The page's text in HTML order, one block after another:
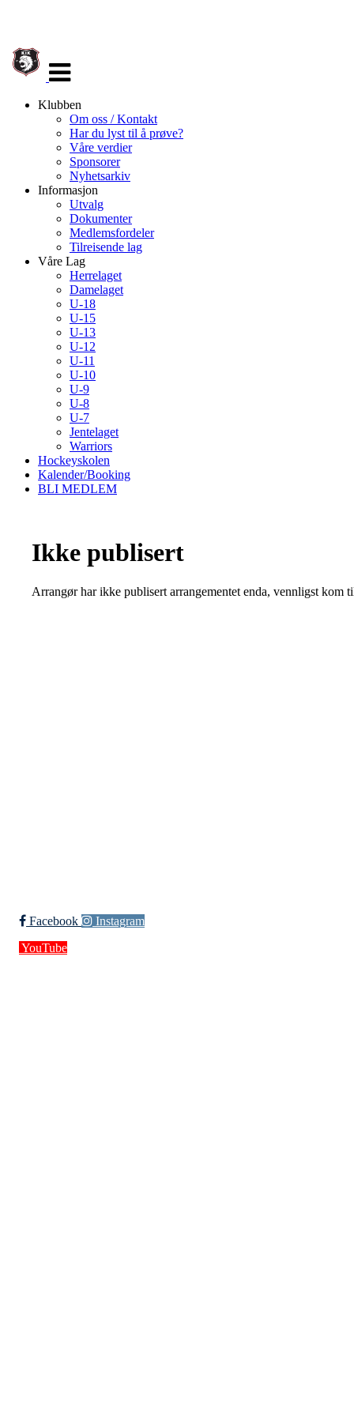
navigasjon
Klubben
Om oss / Kontakt
Har du lyst til å prøve?
Våre verdier
Sponsorer
Nyhetsarkiv
Informasjon
Utvalg
Dokumenter
Medlemsfordeler
Tilreisende lag
Våre Lag
Herrelaget
Damelaget
U-18
U-15
U-13
U-12
U-11
U-10
U-9
U-8
U-7
Jentelaget
Warriors
Hockeyskolen
Kalender/Booking
BLI MEDLEM
Ikke publisert
Arrangør har ikke publisert arrangementet enda, vennligst kom
Facebook
Instagram
YouTube